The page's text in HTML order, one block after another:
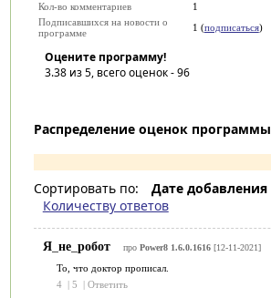
Кол-во комментариев
1
Подписавшихся на новости о
программе
1 (подписаться)
Оцените программу!
3.38из 5, всего оценок -96
Распределение оценок программы
Сортировать по: Дате добавления
Количеству ответов
Я_не_робот про Power8 1.6.0.1616[12-11-2021]
То, что доктор прописал.
4 | 5 | Ответить